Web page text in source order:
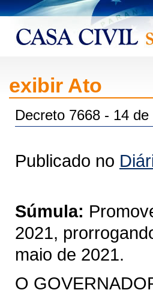
exibir Ato
Decreto 7668 - 14
Publicado no
Súmula:
2021,
maio de 2021.
O